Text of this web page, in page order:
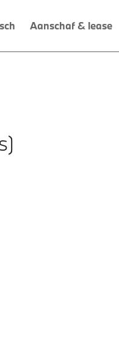
Aanschaf & lease